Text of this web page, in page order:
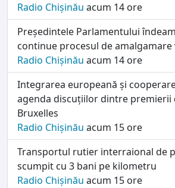
Radio Chișinău acum 14 ore
Președintele Parlamentului
continue procesul de
Radio Chișinău acum 14 ore
Integrarea europeană și
agenda discuțiilor dintre premierii
Bruxelles
Radio Chișinău acum 15 ore
Transportul rutier interraional de
scumpit cu 3 bani pe kilometru
Radio Chișinău acum 15 ore